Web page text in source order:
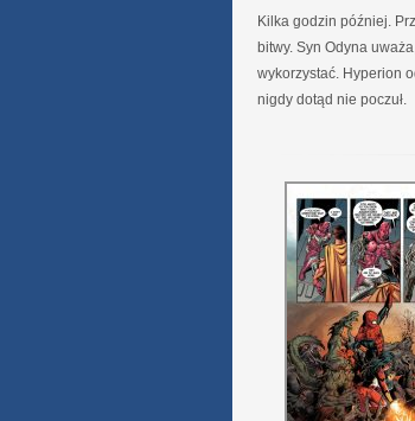
Kilka godzin później.
bitwy. Syn Odyna
wykorzystać. Hyperion
nigdy dotąd nie poczuł.